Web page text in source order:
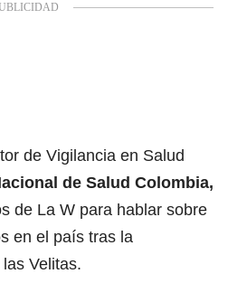
de Vigilancia en Salud
de Salud Colombia,
de La W para hablar sobre
en el país tras la
Velitas.